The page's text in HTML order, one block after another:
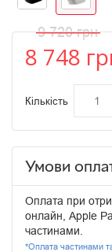
9 720 грн
8 748
Кількість
Умови
Оплата при
онлайн, Apple
частинами.
*Оплата частинами